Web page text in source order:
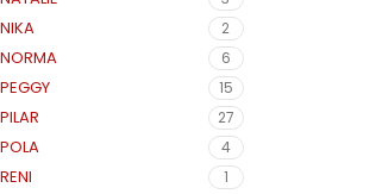
NIKA 2
NORMA 6
PEGGY 15
PILAR 27
POLA 4
RENI 1